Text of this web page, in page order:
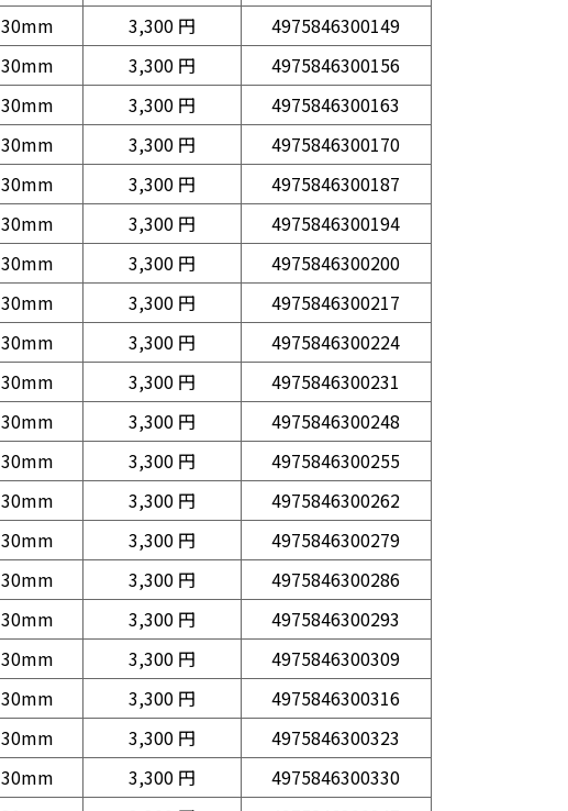
30mm 3,300 円
4975846300149
30mm 3,300 円
4975846300156
30mm 3,300 円
4975846300163
30mm 3,300 円
4975846300170
30mm 3,300 円
4975846300187
30mm 3,300 円
4975846300194
30mm 3,300 円
4975846300200
30mm 3,300 円
4975846300217
30mm 3,300 円
4975846300224
30mm 3,300 円
4975846300231
30mm 3,300 円
4975846300248
30mm 3,300 円
4975846300255
30mm 3,300 円
4975846300262
30mm 3,300 円
4975846300279
30mm 3,300 円
4975846300286
30mm 3,300 円
4975846300293
30mm 3,300 円
4975846300309
30mm 3,300 円
4975846300316
30mm 3,300 円
4975846300323
30mm 3,300 円
4975846300330